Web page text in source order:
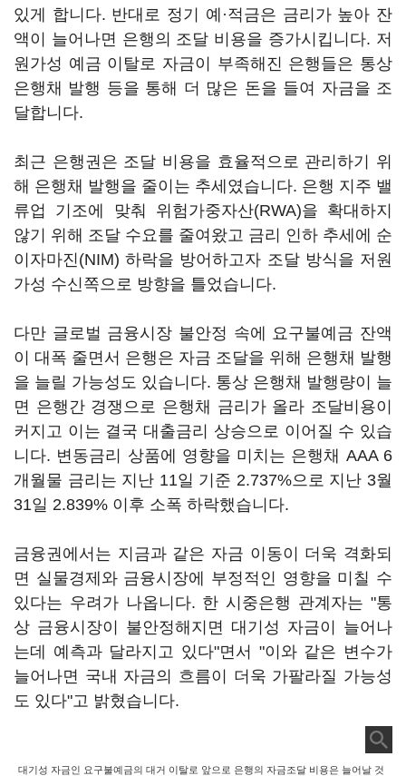
있게 합니다. 반대로 정기 예·적금은 금리가 높아 잔
액이 늘어나면 은행의 조달 비용을 증가시킵니다. 저
원가성 예금 이탈로 자금이 부족해진 은행들은 통상
은행채 발행 등을 통해 더 많은 돈을 들여 자금을 조
달합니다.
최근 은행권은 조달 비용을 효율적으로 관리하기 위
해 은행채 발행을 줄이는 추세였습니다. 은행 지주 밸
류업 기조에 맞춰 위험가중자산(RWA)을 확대하지
않기 위해 조달 수요를 줄여왔고 금리 인하 추세에 순
이자마진(NIM) 하락을 방어하고자 조달 방식을 저원
가성 수신쪽으로 방향을 틀었습니다.
다만 글로벌 금융시장 불안정 속에 요구불예금 잔액
이 대폭 줄면서 은행은 자금 조달을 위해 은행채 발행
을 늘릴 가능성도 있습니다. 통상 은행채 발행량이 늘
면 은행간 경쟁으로 은행채 금리가 올라 조달비용이
커지고 이는 결국 대출금리 상승으로 이어질 수 있습
니다. 변동금리 상품에 영향을 미치는 은행채 AAA 6
개월물 금리는 지난 11일 기준 2.737%으로 지난 3월
31일 2.839% 이후 소폭 하락했습니다.
금융권에서는 지금과 같은 자금 이동이 더욱 격화되
면 실물경제와 금융시장에 부정적인 영향을 미칠 수
있다는 우려가 나옵니다. 한 시중은행 관계자는 "통
상 금융시장이 불안정해지면 대기성 자금이 늘어나
는데 예측과 달라지고 있다"면서 "이와 같은 변수가
늘어나면 국내 자금의 흐름이 더욱 가팔라질 가능성
도 있다"고 밝혔습니다.
대기성 자금인 요구불예금의 대거 이탈로 앞으로 은행의 자금조달 비용은 늘어날 것